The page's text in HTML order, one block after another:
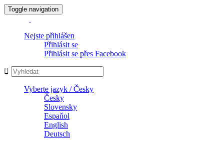
Toggle navigation
Nejste přihlášen
Přihlásit se
Přihlásit se přes Facebook
Vyberte jazyk / Česky
Česky
Slovensky
Espaňol
English
Deutsch